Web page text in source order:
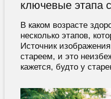
ключевые этапа
В каком возрасте
несколько этапов,
Источник
стареем, и это
кажется, будто у